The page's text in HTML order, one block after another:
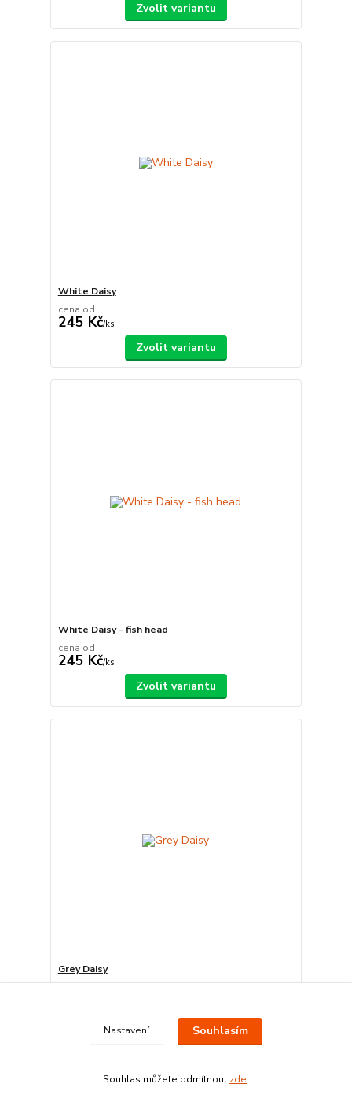
Zvolit variantu
White Daisy
cena od
245 Kč/ks
Zvolit variantu
White Daisy - fish head
cena od
245 Kč/ks
Zvolit variantu
Grey Daisy
cena od
Zvolit variantu
Nastavení Souhlasím
Souhlas můžete odmítnout zde.